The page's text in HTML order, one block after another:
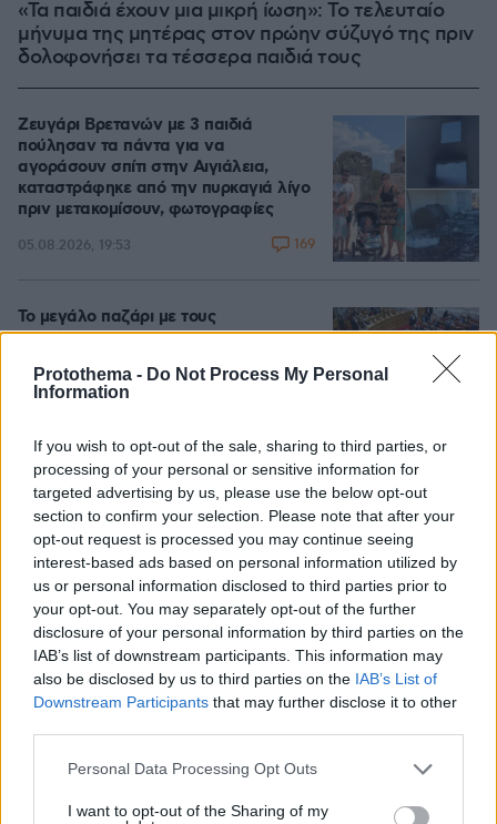
Protothema - Do Not Process My Personal
Information
If you wish to opt-out of the sale, sharing to third parties, or
processing of your personal or sensitive information for
targeted advertising by us, please use the below opt-out
section to confirm your selection. Please note that after your
opt-out request is processed you may continue seeing
interest-based ads based on personal information utilized by
us or personal information disclosed to third parties prior to
your opt-out. You may separately opt-out of the further
disclosure of your personal information by third parties on the
IAB’s list of downstream participants. This information may
also be disclosed by us to third parties on the IAB’s List of
Downstream Participants that may further disclose it to other
Please note that this website/app uses one or more Google
not limited to your visit or usage behaviour. You may click to
Personal Data Processing Opt Outs
I want to opt-out of the Sharing of my
«Τα παιδιά έχουν μια μικρή ίωση»: Το τελευταίο
μήνυμα της μητέρας στον πρώην σύζυγό της πριν
δολοφονήσει τα τέσσερα παιδιά τους
Ζευγάρι Βρετανών με 3 παιδιά
πούλησαν τα πάντα για να
αγοράσουν σπίτι στην Αιγιάλεια,
καταστράφηκε από την πυρκαγιά λίγο
πριν μετακομίσουν, φωτογραφίες
05.08.2026, 19:53 169
Το μεγάλο παζάρι με τους
ανεξάρτητους: Με ποια κόμματα
έχουν στέγη
Η εξομολόγηση της συζύγου του
Κώστα Σόμμερ: Ανησυχώ μήπως
ξεχάσει πόσο πολύ τον χρειαζόμαστε
και πόσο τον αγαπάμε
05.08.2026, 20:15 28
Χιροσίμα 6 Αυγούστου 1945: Όταν το
06.08.2026, 07:56 107